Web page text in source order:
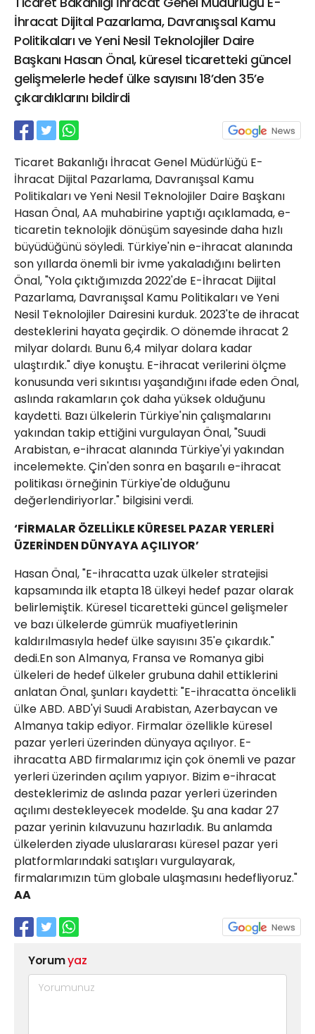
İhracat Dijital Pazarlama, Davranışsal Kamu
Politikaları ve Yeni Nesil Teknolojiler Daire
Başkanı Hasan Önal, küresel ticaretteki güncel
gelişmelerle hedef ülke sayısını 18’den 35’e
çıkardıklarını bildirdi
Ticaret Bakanlığı İhracat Genel Müdürlüğü E-
İhracat Dijital Pazarlama, Davranışsal Kamu
Politikaları ve Yeni Nesil Teknolojiler Daire Başkanı
Hasan Önal, AA muhabirine yaptığı açıklamada, e-
ticaretin teknolojik dönüşüm sayesinde daha hızlı
büyüdüğünü söyledi. Türkiye'nin e-ihracat alanında
son yıllarda önemli bir ivme yakaladığını belirten
Önal, "Yola çıktığımızda 2022'de E-İhracat Dijital
Pazarlama, Davranışsal Kamu Politikaları ve Yeni
Nesil Teknolojiler Dairesini kurduk. 2023'te de ihracat
desteklerini hayata geçirdik. O dönemde ihracat 2
milyar dolardı. Bunu 6,4 milyar dolara kadar
ulaştırdık." diye konuştu. E-ihracat verilerini ölçme
konusunda veri sıkıntısı yaşandığını ifade eden Önal,
aslında rakamların çok daha yüksek olduğunu
kaydetti. Bazı ülkelerin Türkiye'nin çalışmalarını
yakından takip ettiğini vurgulayan Önal, "Suudi
Arabistan, e-ihracat alanında Türkiye'yi yakından
incelemekte. Çin'den sonra en başarılı e-ihracat
politikası örneğinin Türkiye'de olduğunu
değerlendiriyorlar." bilgisini verdi.
‘FİRMALAR ÖZELLİKLE KÜRESEL PAZAR YERLERİ
ÜZERİNDEN DÜNYAYA AÇILIYOR’
Hasan Önal, "E-ihracatta uzak ülkeler stratejisi
kapsamında ilk etapta 18 ülkeyi hedef pazar olarak
belirlemiştik. Küresel ticaretteki güncel gelişmeler
ve bazı ülkelerde gümrük muafiyetlerinin
kaldırılmasıyla hedef ülke sayısını 35'e çıkardık."
dedi.En son Almanya, Fransa ve Romanya gibi
ülkeleri de hedef ülkeler grubuna dahil ettiklerini
anlatan Önal, şunları kaydetti: "E-ihracatta öncelikli
ülke ABD. ABD'yi Suudi Arabistan, Azerbaycan ve
Almanya takip ediyor. Firmalar özellikle küresel
pazar yerleri üzerinden dünyaya açılıyor. E-
ihracatta ABD firmalarımız için çok önemli ve pazar
yerleri üzerinden açılım yapıyor. Bizim e-ihracat
desteklerimiz de aslında pazar yerleri üzerinden
açılımı destekleyecek modelde. Şu ana kadar 27
pazar yerinin kılavuzunu hazırladık. Bu anlamda
ülkelerden ziyade uluslararası küresel pazar yeri
platformlarındaki satışları vurgulayarak,
firmalarımızın tüm globale ulaşmasını hedefliyoruz."
AA
Yorumyaz
21 Gölcük
02624132333
haber@golcukpostasi.com